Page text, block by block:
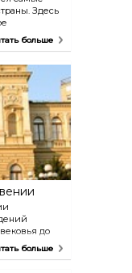
Здесь
пещеры
000 лет
в
и другие
эпох.
больше
до
галерее
больше